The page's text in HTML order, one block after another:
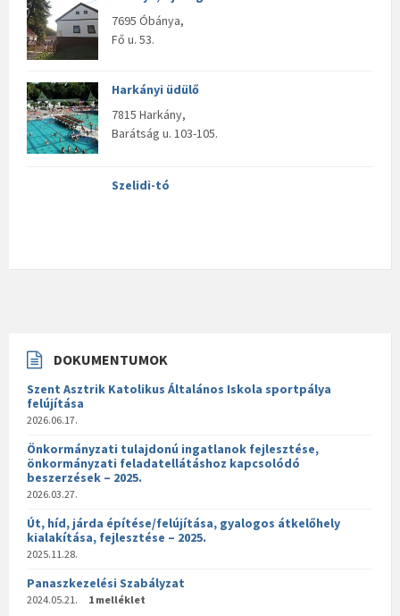
7695 Óbánya,
Fő u. 53.
Harkányi üdülő
7815 Harkány,
Barátság u. 103-105.
Szelidi-tó
DOKUMENTUMOK
Szent Asztrik Katolikus Általános Iskola sportpálya
felújítása
2026.06.17.
Önkormányzati tulajdonú ingatlanok fejlesztése,
önkormányzati feladatellátáshoz kapcsolódó
beszerzések – 2025.
2026.03.27.
Út, híd, járda építése/felújítása, gyalogos átkelőhely
kialakítása, fejlesztése – 2025.
2025.11.28.
Panaszkezelési Szabályzat
2024.05.21. 1 melléklet